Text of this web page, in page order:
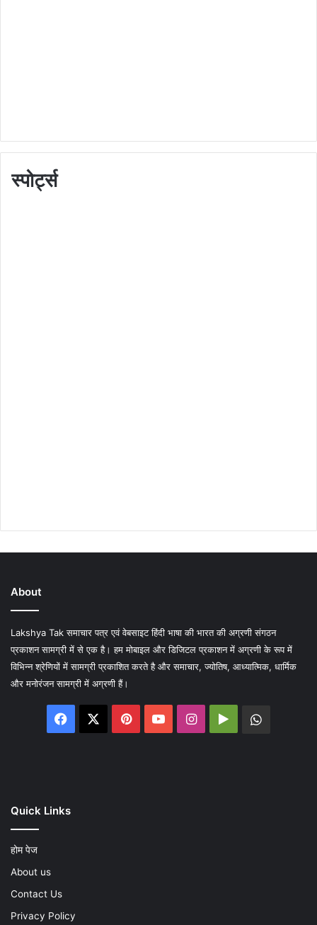
स्पोर्ट्स
About
Lakshya Tak समाचार पत्र एवं वेबसाइट हिंदी भाषा की भारत की अग्रणी संगठन
प्रकाशन सामग्री में से एक है। हम मोबाइल और डिजिटल प्रकाशन में अग्रणी के रूप में
विभिन्न श्रेणियों में सामग्री प्रकाशित करते है और समाचार, ज्योतिष, आध्यात्मिक, धार्मिक
और मनोरंजन सामग्री में अग्रणी हैं।
Facebook PinterestYouTubeInstagram
Google
Quick Links
होम पेज
About us
Contact Us
Privacy Policy